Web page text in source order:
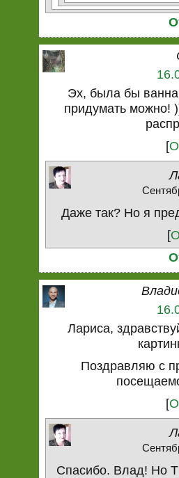
Эх, была бы
придумать можно!
[
Даже так? Но я
[
Лариса,
Поздравляю с
[
Спасибо. Влад! Но